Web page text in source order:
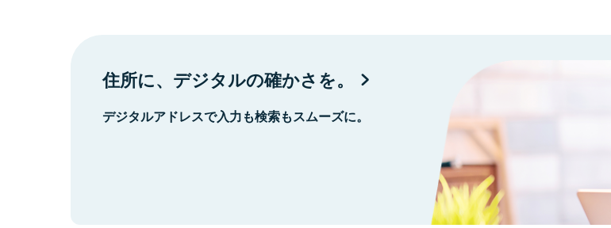
住所に、デジタルの確かさを。
デジタルアドレスで入力も検索もスムーズに。